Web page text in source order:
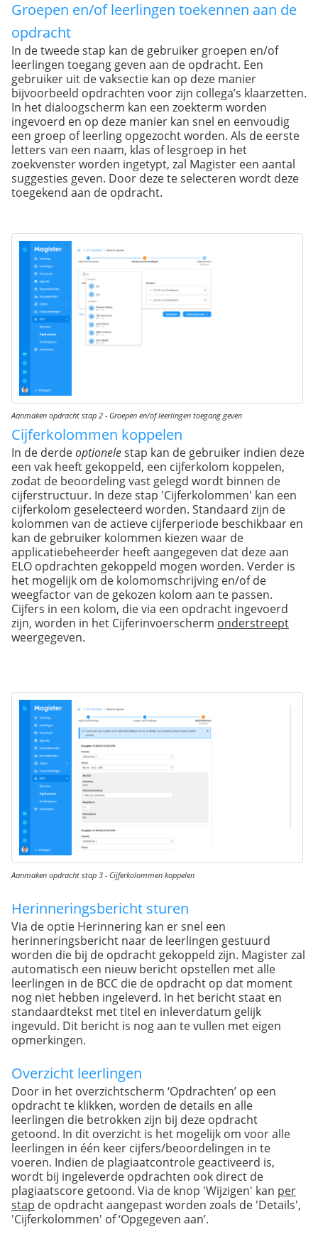
Groepen en/of leerlingen toekennen aan de
opdracht
In de tweede stap kan de gebruiker groepen en/of
leerlingen toegang geven aan de opdracht. Een
gebruiker uit de vaksectie kan op deze manier
bijvoorbeeld opdrachten voor zijn collega’s klaarzetten.
In het dialoogscherm kan een zoekterm worden
ingevoerd en op deze manier kan snel en eenvoudig
een groep of leerling opgezocht worden. Als de eerste
letters van een naam, klas of lesgroep in het
zoekvenster worden ingetypt, zal Magister een aantal
suggesties geven. Door deze te selecteren wordt deze
toegekend aan de opdracht.
Aanmaken opdracht stap 2 - Groepen en/of leerlingen toegang geven
Cijferkolommen koppelen
In de derdeoptionelestap kan de gebruiker indien deze
een vak heeft gekoppeld, een cijferkolom koppelen,
zodat de beoordeling vast gelegd wordt binnen de
cijferstructuur. In deze stap 'Cijferkolommen' kan een
cijferkolom geselecteerd worden. Standaard zijn de
kolommen van de actieve cijferperiode beschikbaar en
kan de gebruiker kolommen kiezen waar de
applicatiebeheerder heeft aangegeven dat deze aan
ELO opdrachten gekoppeld mogen worden. Verder is
het mogelijk om de kolomomschrijving en/of de
weegfactor van de gekozen kolom aan te passen.
Cijfers in een kolom, die via een opdracht ingevoerd
zijn, worden in het Cijferinvoerscherm onderstreept
weergegeven.
Aanmaken opdracht stap 3 - Cijferkolommen koppelen
Herinneringsbericht sturen
Via de optie Herinnering kan er snel een
herinneringsbericht naar de leerlingen gestuurd
worden die bij de opdracht gekoppeld zijn. Magister zal
automatisch een nieuw bericht opstellen met alle
leerlingen in de BCC die de opdracht op dat moment
nog niet hebben ingeleverd. In het bericht staat en
standaardtekst met titel en inleverdatum gelijk
ingevuld. Dit bericht is nog aan te vullen met eigen
opmerkingen.
Overzicht leerlingen
Door in het overzichtscherm ‘Opdrachten’ op een
opdracht te klikken, worden de details en alle
leerlingen die betrokken zijn bij deze opdracht
getoond. In dit overzicht is het mogelijk om voor alle
leerlingen in één keer cijfers/beoordelingen in te
voeren. Indien de plagiaatcontrole geactiveerd is,
wordt bij ingeleverde opdrachten ook direct de
plagiaatscore getoond. Via de knop 'Wijzigen' kan per
stap de opdracht aangepast worden zoals de 'Details',
'Cijferkolommen' of ‘Opgegeven aan’.